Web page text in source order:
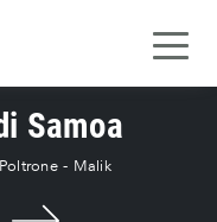
Samoa
Poltrone - Malik